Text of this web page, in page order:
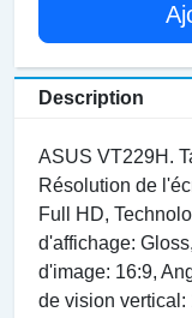
Description
ASUS VT229H.
Résolution de
Full HD,
d'affichage:
d'image: 16:9,
de vision vertical: